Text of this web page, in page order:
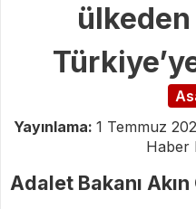
ülkeden
Yayınlama: 1 Temmuz
Haber
Adalet Bakanı Akın